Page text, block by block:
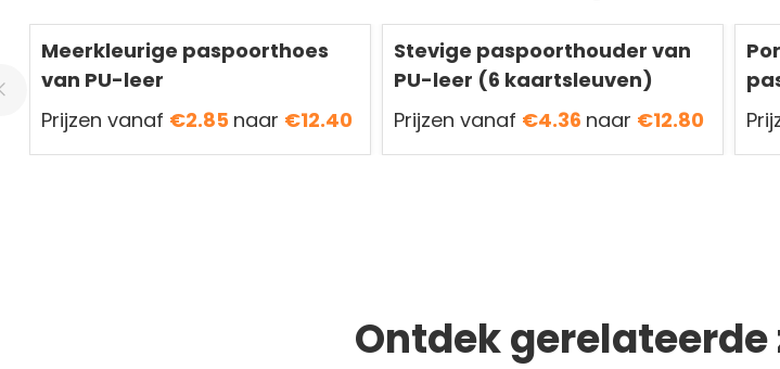
Meerkleurige paspoorthoes
van PU-leer
Prijzen vanaf €2.85 naar €12.40
Stevige paspoorthouder van
PU-leer (6 kaartsleuven)
Prijzen vanaf €4.36 naar €12.80
Ontdek